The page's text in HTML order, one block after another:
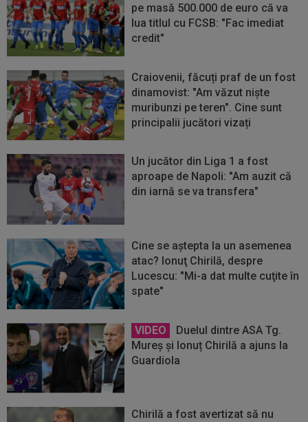
pe masă 500.000 de euro că va
lua titlul cu FCSB: "Fac imediat
credit"
Craiovenii, făcuți praf de un fost
dinamovist: "Am văzut niște
muribunzi pe teren". Cine sunt
principalii jucători vizați
Un jucător din Liga 1 a fost
aproape de Napoli: "Am auzit că
din iarnă se va transfera"
Cine se aştepta la un asemenea
atac? Ionuţ Chirilă, despre
Lucescu: "Mi-a dat multe cuţite în
spate"
VIDEO
Duelul dintre ASA Tg.
Mureș și Ionuț Chirilă a ajuns la
Guardiola
Chirilă a fost avertizat să nu